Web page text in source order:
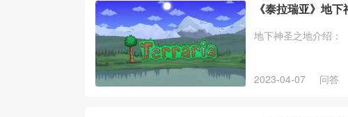
《泰拉瑞亚》地
地下神圣之地介绍：
2023-04-07 问答